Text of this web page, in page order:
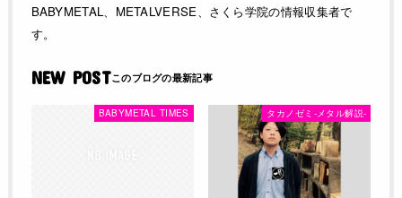
BABYMETAL、METALVERSE、さくら学院の情報収集者で
す。
NEW POST
BABYMETAL TIMES タカノゼミ-メタル解説-